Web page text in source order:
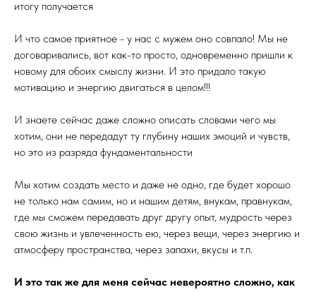
итогу получается
И что самое приятное - у нас с мужем оно совпало! Мы не
договаривались, вот как-то просто, одновременно пришли к
новому для обоих смыслу жизни. И это придало такую
мотивацию и энергию двигаться в целом!!!
И знаете сейчас даже сложно описать словами чего мы
хотим, они не передадут ту глубину наших эмоций и чувств,
но это из разряда фундаментальности
Мы хотим создать место и даже не одно, где будет хорошо
не только нам самим, но и нашим детям, внукам, правнукам,
где мы сможем передавать друг другу опыт, мудрость через
свою жизнь и увлеченность ею, через вещи, через энергию и
атмосферу пространства, через запахи, вкусы и т.п.
И это так же для меня сейчас невероятно сложно, как